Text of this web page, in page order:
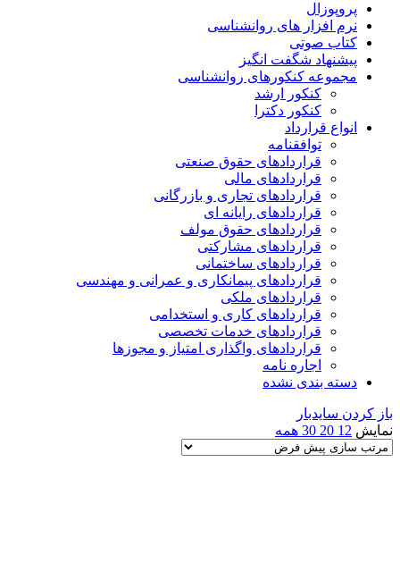
پروپوزال
نرم افزار های روانشناسی
کتاب صوتی
پیشنهاد شگفت انگیز
مجموعه کنکورهای روانشناسی
کنکور ارشد
کنکور دکترا
انواع قرارداد
توافقنامه
قراردادهای حقوق صنعتی
قراردادهای مالی
قراردادهای تجاری و بازرگانی
قراردادهای رایانه ای
قراردادهای حقوق مولف
قراردادهای مشارکتی
قراردادهای ساختمانی
قراردادهای پیمانکاری و عمرانی و مهندسی
قراردادهای ملکی
قراردادهای کاری و استخدامی
قراردادهای خدمات تخصصی
قراردادهای واگذاری امتیاز و مجوزها
اجاره نامه
دسته بندی نشده
باز کردن سایدبار
نمایش 12
20
30 همه